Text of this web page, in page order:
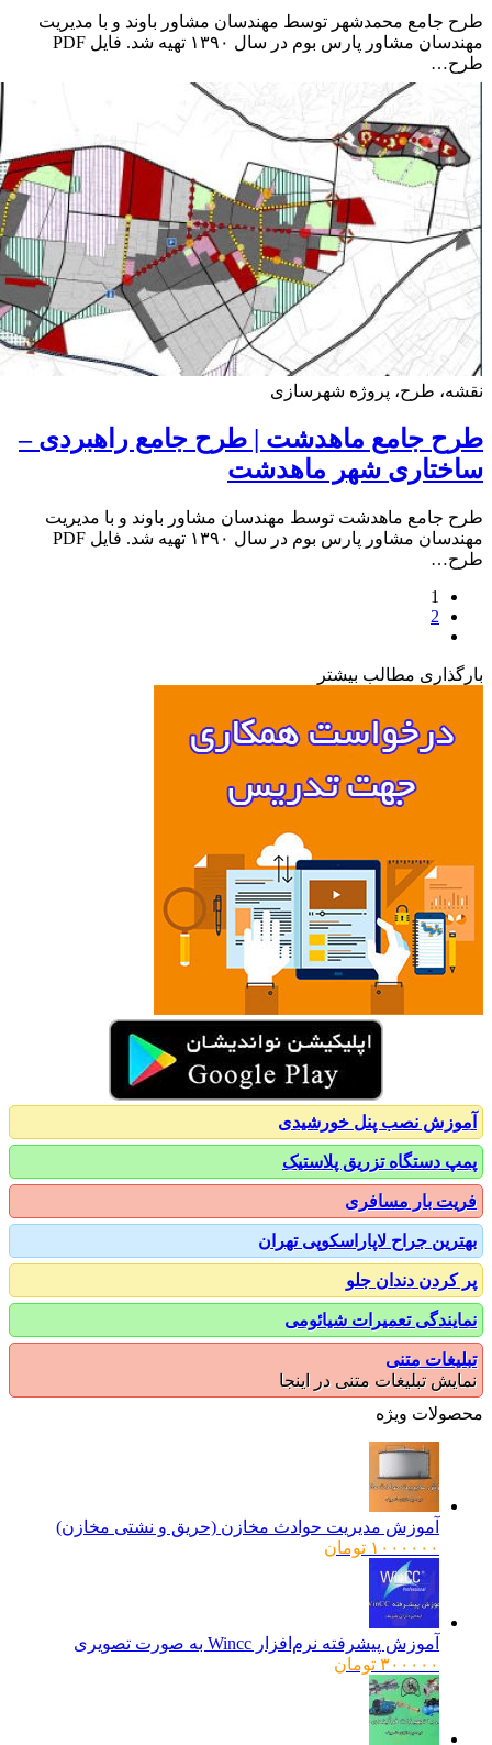
جامع محمدشهر توسط مهندسان مشاور باوند و با مدیریت
مهندسان مشاور پارس بوم در سال ۱۳۹۰ تهیه شد. فایل PDF
طرح، پروژه شهرسازی
جامع ماهدشت | طرح جامع راهبردی –
شهر ماهدشت
جامع ماهدشت توسط مهندسان مشاور باوند و با مدیریت
مهندسان مشاور پارس بوم در سال ۱۳۹۰ تهیه شد. فایل PDF
مطالب بیشتر
نصب پنل خورشیدی
دستگاه تزریق پلاستیک
بار مسافری
جراح لاپاراسکوپی تهران
دندان جلو
تعمیرات شیائومی
متنی
تبلیغات متنی در اینجا
ویژه
آموزش مدیریت حوادث مخازن (حریق و نشتی مخازن)
۱۰۰۰۰۰۰ تومان
آموزش پیشرفته نرم‌افزار Wincc به صورت تصویری
۳۰۰۰۰۰ تومان